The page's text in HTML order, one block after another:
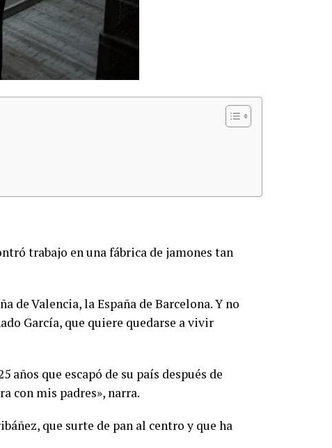
trabajo en una fábrica de jamones tan
de Valencia, la España de Barcelona. Y no
García, que quiere quedarse a vivir
que escapó de su país después de
con mis padres», narra.
que surte de pan al centro y que ha